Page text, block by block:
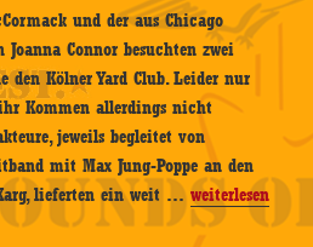
Zeche,
Bochum
und der aus Chicago
Connor besuchten zwei
den Kölner Yard Club. Leider nur
Kommen allerdings nicht
jeweils begleitet von
mit Max Jung-Poppe an den
lieferten ein weit …Double
Bill:
weiterlesen